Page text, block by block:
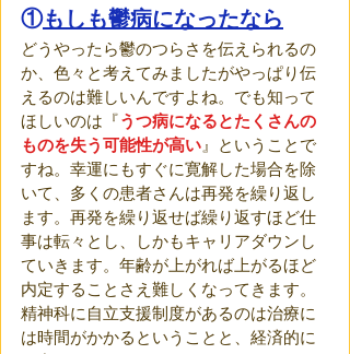
①もしも鬱病になったなら
どうやったら鬱のつらさを伝えられるの
か、色々と考えてみましたがやっぱり伝
えるのは難しいんですよね。でも知って
ほしいのは『うつ病になるとたくさんの
ものを失う可能性が高い 』ということで
すね。幸運にもすぐに寛解した場合を除
いて、多くの患者さんは再発を繰り返し
ます。再発を繰り返せば繰り返すほど仕
事は転々とし、しかもキャリアダウンし
ていきます。年齢が上がれば上がるほど
内定することさえ難しくなってきます。
精神科に自立支援制度があるのは治療に
は時間がかかるということと、経済的に